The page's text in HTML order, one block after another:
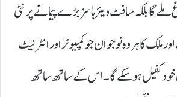
گا بلکہ سافٹ ویئر ہاسز بڑے پیمانے پر نئی
ملک کا ہر وہ نوجوان جو کمپیوٹر اور انٹرنیٹ
خود کفیل ہو سکے گا۔ اس کے ساتھ ساتھ